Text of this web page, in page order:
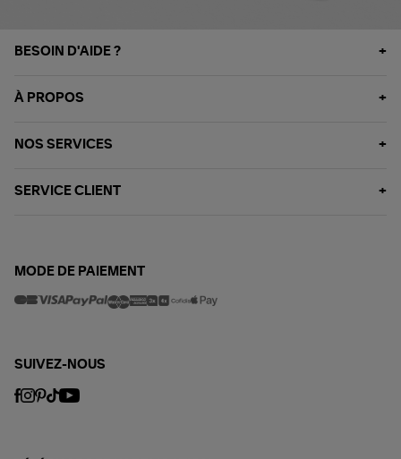
BESOIN D'AIDE ?
À PROPOS
NOS SERVICES
SERVICE CLIENT
MODE DE PAIEMENT
SUIVEZ-NOUS